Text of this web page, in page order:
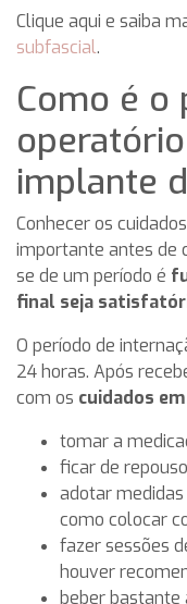
Clique aqui e saiba
subfascial.
Como é o
implante
Conhecer os
importante antes de
se de um período é
final seja
O período de
24 horas. Após
com os cuidados
tomar a
ficar de
adotar medidas
como colocar
fazer sessões
houver
beber bastante